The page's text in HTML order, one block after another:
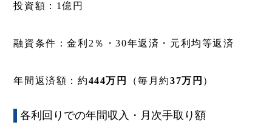
投資額：1億円
融資条件：金利2％・30年返済・元利均等返済
年間返済額：約444万円 （毎月約37万円 ）
各利回りでの年間収入・月次手取り額